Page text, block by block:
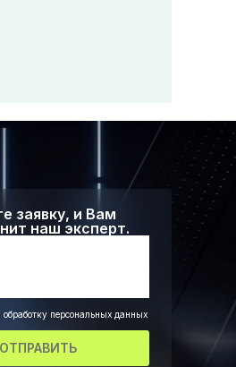
заявку, и Вам
наш эксперт.
обработку персональных данных
ОТПРАВИТЬ